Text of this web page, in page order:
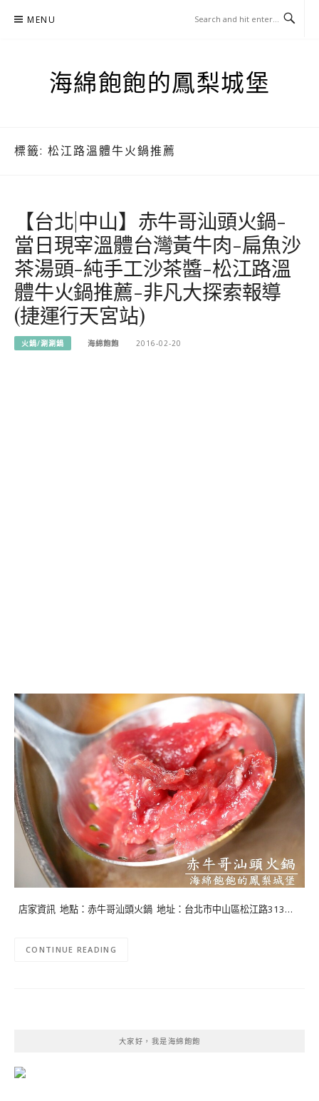
MENU
海綿飽飽的鳳梨城堡
標籤: 松江路溫體牛火鍋推薦
【台北|中山】赤牛哥汕頭火鍋-
當日現宰溫體台灣黃牛肉-扁魚沙
茶湯頭-純手工沙茶醬-松江路溫
體牛火鍋推薦-非凡大探索報導
(捷運行天宮站)
火鍋/涮涮鍋 海綿飽飽 2016-02-20
店家資訊 地點：赤牛哥汕頭火鍋 地址：台北市中山區松江路313…
CONTINUE READING
大家好，我是海綿飽飽